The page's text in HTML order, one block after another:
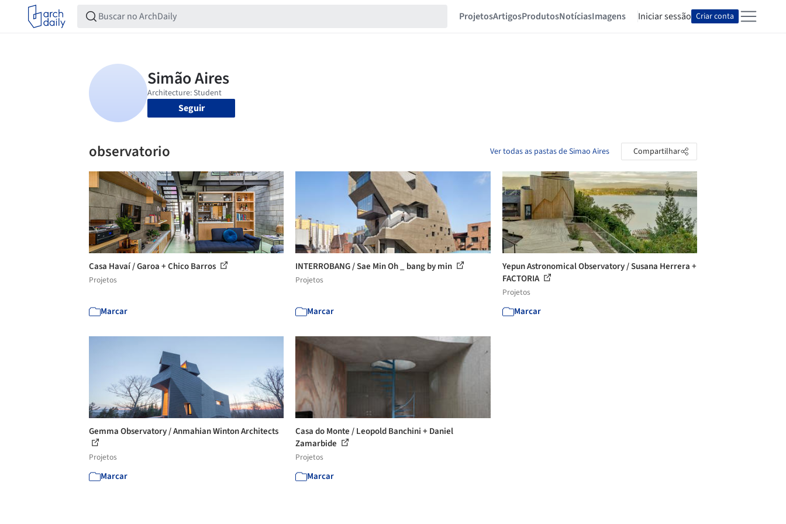
ProjetosArtigosProdutosNotíciasImagens Iniciar sessão Criar conta
Seguir
observatorio Ver todas as pastas de Simao Aires Compartilhar
Casa Havaí / Garoa + Chico Barros
Projetos
Marcar
INTERROBANG / Sae Min Oh _ bang by min
Projetos
Marcar
Yepun Astronomical Observatory / Susana Herrera +
FACTORIA
Projetos
Marcar
Gemma Observatory / Anmahian Winton Architects
Projetos
Marcar
Casa do Monte / Leopold Banchini + Daniel
Zamarbide
Projetos
Marcar